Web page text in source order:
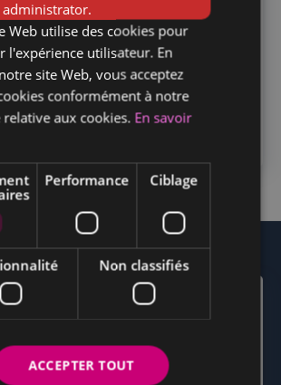
le coût du personnel
HORECA
Web utilise des cookies pour
l'expérience utilisateur. En
site Web, vous acceptez
conformément à notre
aux cookies. En savoir
Performance Ciblage
Non classifiés
ACCEPTER TOUT